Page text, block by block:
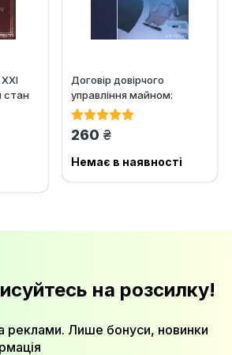
стан
Договір довірчого
управління майном:
порівняльно-правовий
260 грн.
Немає в наявності
на розсилку!
реклами. Лише бонуси, новинки